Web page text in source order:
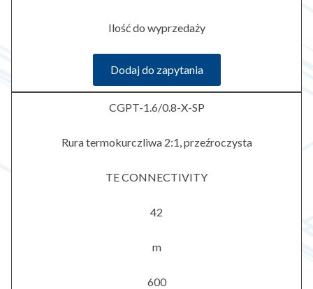
Ilość do wyprzedaży
Dodaj do zapytania
CGPT-1.6/0.8-X-SP
Rura termokurczliwa 2:1, przeźroczysta
TE CONNECTIVITY
42
m
600